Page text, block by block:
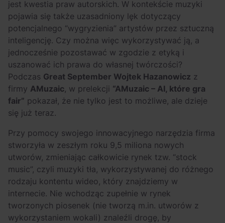
warte uwagi!
wydarzeń w polskim
rapie [czerwiec i
lipiec 2026]
jest kwestia praw autorskich. W kontekście muzyki
pojawia się także uzasadniony lęk dotyczący
potencjalnego “wygryzienia” artystów przez sztuczną
inteligencję. Czy można więc wykorzystywać ją, a
jednocześnie pozostawać w zgodzie z etyką i
uszanować ich prawa do własnej twórczości?
Podczas Great September Wojtek Hazanowicz z
firmy AMuzaic, w prelekcji “AMuzaic – AI, które gra
fair” pokazał, że nie tylko jest to możliwe, ale dzieje
się już teraz.
Przy pomocy swojego innowacyjnego narzędzia firma
stworzyła w zeszłym roku 9,5 miliona nowych
utworów, zmieniając całkowicie rynek tzw. “stock
music”, czyli muzyki tła, wykorzystywanej do różnego
rodzaju kontentu wideo, który znajdziemy w
internecie. Nie wchodząc zupełnie w rynek
tworzonych piosenek (nie tworzą m.in. utworów z
wykorzystaniem wokali) znaleźli drogę, by